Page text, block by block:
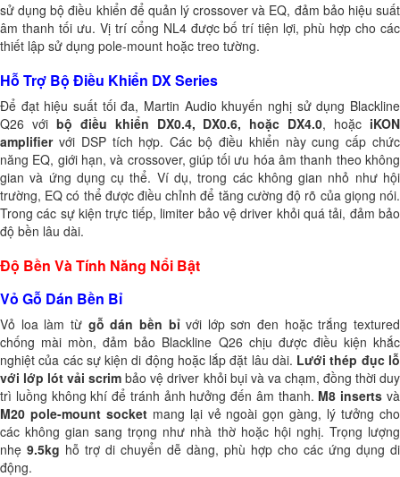
sử dụng bộ điều khiển để quản lý crossover và EQ, đảm bảo hiệu suất
âm thanh tối ưu. Vị trí cổng NL4 được bố trí tiện lợi, phù hợp cho các
thiết lập sử dụng pole-mount hoặc treo tường.
Hỗ Trợ Bộ Điều Khiển DX Series
Để đạt hiệu suất tối đa, Martin Audio khuyến nghị sử dụng Blackline
Q26 với bộ điều khiển DX0.4, DX0.6, hoặc DX4.0, hoặc iKON
amplifiervới DSP tích hợp. Các bộ điều khiển này cung cấp chức
năng EQ, giới hạn, và crossover, giúp tối ưu hóa âm thanh theo không
gian và ứng dụng cụ thể. Ví dụ, trong các không gian nhỏ như hội
trường, EQ có thể được điều chỉnh để tăng cường độ rõ của giọng nói.
Trong các sự kiện trực tiếp, limiter bảo vệ driver khỏi quá tải, đảm bảo
độ bền lâu dài.
Độ Bền Và Tính Năng Nổi Bật
Vỏ Gỗ Dán Bền Bỉ
Vỏ loa làm từ gỗ dán bền bỉvới lớp sơn đen hoặc trắng textured
chống mài mòn, đảm bảo Blackline Q26 chịu được điều kiện khắc
nghiệt của các sự kiện di động hoặc lắp đặt lâu dài. Lưới thép đục lỗ
với lớp lót vải scrim bảo vệ driver khỏi bụi và va chạm, đồng thời duy
trì luồng không khí để tránh ảnh hưởng đến âm thanh. M8 inserts và
M20 pole-mount socketmang lại vẻ ngoài gọn gàng, lý tưởng cho
các không gian sang trọng như nhà thờ hoặc hội nghị. Trọng lượng
nhẹ 9.5kg hỗ trợ di chuyển dễ dàng, phù hợp cho các ứng dụng di
động.